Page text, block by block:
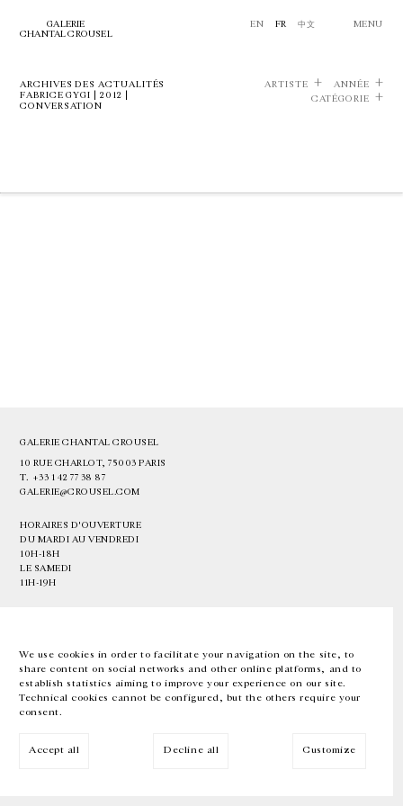
We use cookies in order to facilitate your navigation on the site, to
share content on social networks and other online platforms, and to
establish statistics aiming to improve your experience on our site.
Technical cookies cannot be configured, but the others require your
consent.
Accept all Decline all Customize
GALERIE
CHANTAL CROUSEL
EN FR 中文 MENU
ARCHIVES DES ACTUALITÉS
FABRICE GYGI | 2012 |
CONVERSATION
ARTISTE
ANNÉE
CATÉGORIE
GALERIE CHANTAL CROUSEL
10 RUE CHARLOT, 75003 PARIS
T. +33 1 42 77 38 87
GALERIE@CROUSEL.COM
HORAIRES D'OUVERTURE
DU MARDI AU VENDREDI
10H-18H
LE SAMEDI
11H-19H
EN FR 中文 Facebook Instagram
Inscrivez-vous à notre newsletter